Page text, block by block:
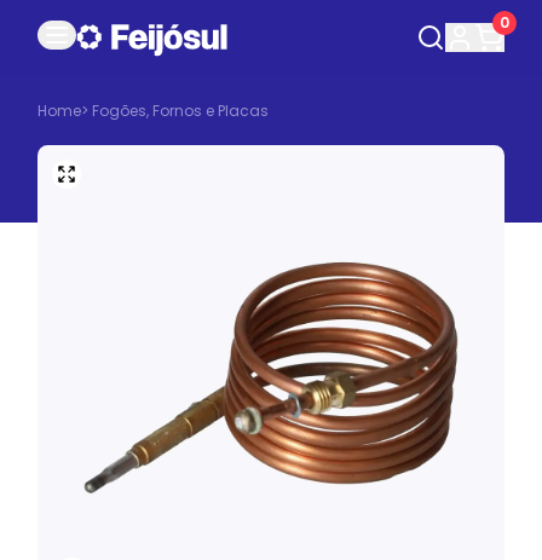
0
Home> Fogões, Fornos e Placas